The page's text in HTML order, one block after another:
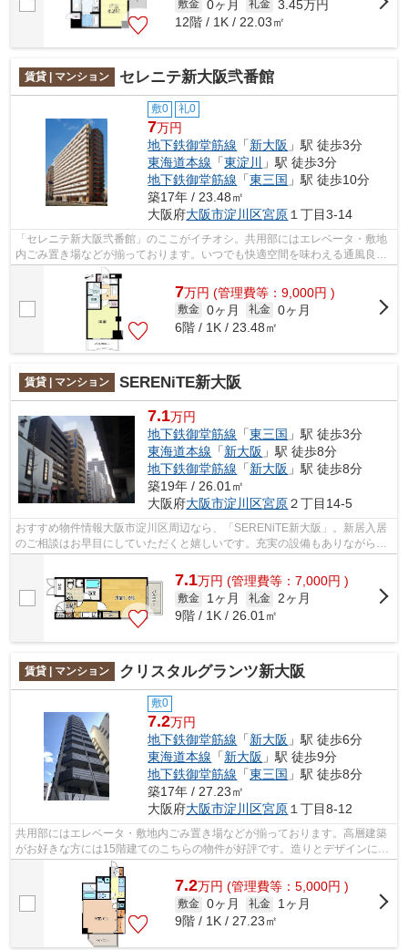
敷金 0ヶ月 礼金 3.45万円
12階 / 1K / 22.03㎡
賃貸 | マンション セレニテ新大阪弐番館
敷0 礼0
7万円
地下鉄御堂筋線 「新大阪 」駅 徒歩3分
東海道本線 「東淀川
」駅 徒歩3分
地下鉄御堂筋線 「東三国 」駅 徒歩10分
築17年 / 23.48㎡
大阪府大阪市淀川区宮原 １丁目3-14
「セレニテ新大阪弐番館」のここがイチオシ。共用部にはエレベータ・敷地
内ごみ置き場などが揃っております。いつでも快適空間を味わえる通風良好
な気持ちよい物件。こちらの物件はマ...
7万円 (管理費等：9,000円 )
敷金 0ヶ月 礼金 0ヶ月
6階 / 1K / 23.48㎡
賃貸 | マンション SERENiTE新大阪
7.1万円
地下鉄御堂筋線 「東三国 」駅 徒歩3分
東海道本線 「新大阪 」駅 徒歩8分
地下鉄御堂筋線 「新大阪 」駅 徒歩8分
築19年 / 26.01㎡
大阪府大阪市淀川区宮原２丁目14-5
おすすめ物件情報大阪市淀川区周辺なら、「SERENiTE新大阪」。新居入居
のご相談はお早目にしていただくと嬉しいです。充実の設備もありながら、
家賃7.1万円とオススメです。当物件は空...
7.1万円 (管理費等：7,000円 )
敷金 1ヶ月 礼金 2ヶ月
9階 / 1K / 26.01㎡
賃貸 | マンション クリスタルグランツ新大阪
敷0
7.2万円
地下鉄御堂筋線 「新大阪 」駅 徒歩6分
東海道本線 「新大阪 」駅 徒歩9分
地下鉄御堂筋線 「東三国 」駅 徒歩8分
築17年 / 27.23㎡
大阪府大阪市淀川区宮原 １丁目8-12
共用部にはエレベータ・敷地内ごみ置き場などが揃っております。高層建築
がお好きな方には15階建てのこちらの物件が好評です。造りとデザインに関
して、自信をもって情報を提供できる...
7.2万円 (管理費等：5,000円 )
敷金 0ヶ月 礼金
1ヶ月
9階 / 1K / 27.23㎡